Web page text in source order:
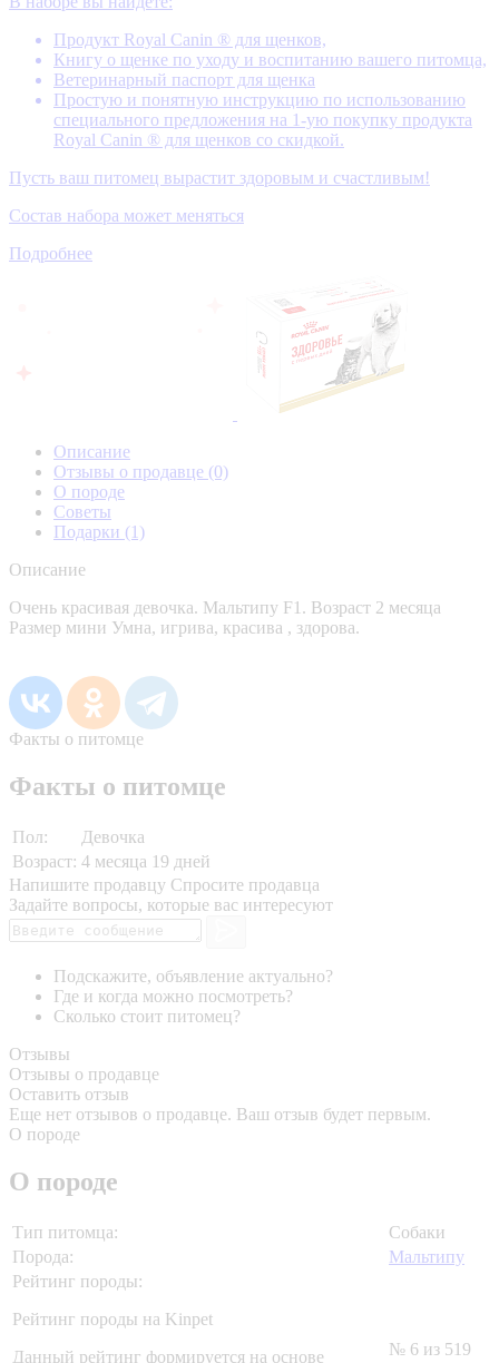
Продукт Royal Canin ® для щенков,
Книгу о щенке по уходу и воспитанию вашего питомца,
Ветеринарный паспорт для щенка
Простую и понятную инструкцию по использованию
специального предложения на 1-ую покупку продукта
Royal Canin ® для щенков со скидкой.
Пусть ваш питомец вырастит здоровым и счастливым!
Состав набора может меняться
Подробнее
Описание
Отзывы о продавце (0)
О породе
Советы
Подарки (1)
Описание
Очень красивая девочка. Мальтипу F1. Возраст 2 месяца
Размер мини Умна, игрива, красива , здорова.
Факты о питомце
Факты о питомце
Пол:
Девочка
Возраст: 4 месяца 19 дней
Напишите продавцу Спросите продавца
Задайте вопросы, которые вас интересуют
Подскажите, объявление актуально?
Где и когда можно посмотреть?
Сколько стоит питомец?
Отзывы
Отзывы о продавце
Оставить отзыв
Еще нет отзывов о продавце. Ваш отзыв будет первым.
О породе
О породе
Тип питомца:
Собаки
Порода:
Мальтипу
Рейтинг породы:
Рейтинг породы на Kinpet
Данный рейтинг формируется на основе
№ 6 из 519